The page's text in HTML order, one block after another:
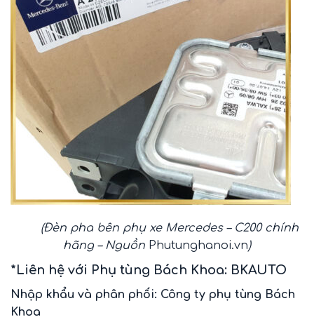
(Đèn pha bên phụ xe Mercedes – C200 chính
hãng – Nguồn Phutunghanoi.vn)
*Liên hệ với Phụ tùng Bách Khoa: BKAUTO
Nhập khẩu và phân phối: Công ty phụ tùng Bách
Khoa